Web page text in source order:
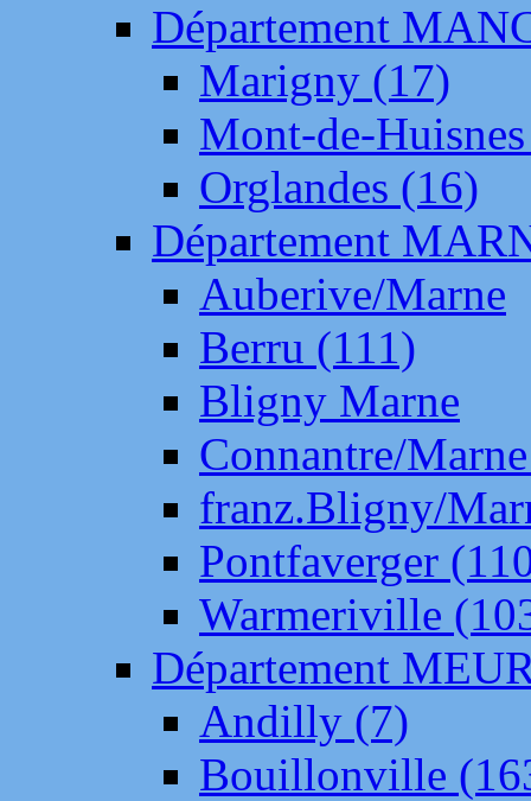
Département
Marigny (17)
Mont-de-
Orglandes (16)
Département
Auberive/Marne
Berru (111)
Bligny Marne
Connantre/
franz.Bligny/
Pontfaverger
Warmeriville
Département
Andilly (7)
Bouillonville